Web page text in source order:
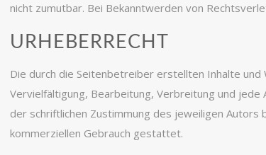
nicht zumutbar. Bei Bekanntwerden von
URHEBERRECHT
Die durch die Seitenbetreiber erstellten Inhalte
Vervielfältigung, Bearbeitung, Verbreitung und
der schriftlichen Zustimmung des jeweiligen
kommerziellen Gebrauch gestattet.